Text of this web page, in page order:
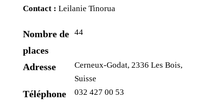
Contact : Leilanie Tinorua
Nombre de
places
44
Adresse
Cerneux-Godat, 2336 Les Bois,
Suisse
Téléphone
032 427 00 53